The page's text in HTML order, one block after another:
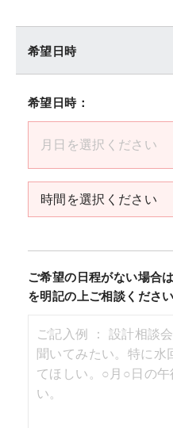
希望日時
希望日時：
ご希望の日程がない場合
を明記の上ご相談ください